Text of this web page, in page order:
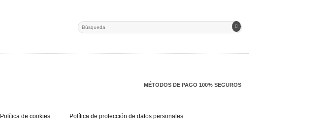
Search
for:
MÉTODOS DE PAGO 100% SEGUROS
Política de cookies Política de protección de datos personales